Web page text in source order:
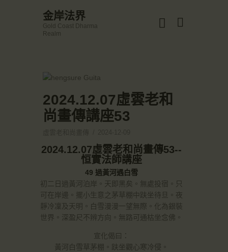
金岸法界
Gold Coast Dharma
Realm
主頁
金岸活動|EVENTS
講經說法
宣化上人
聯繫我們
登录|LOGIN
2024.12.07虛雲老和
尚畫傳講座53
2024.12.07虛雲老和尚畫傳53--
恒實法師講座
49 過黃河遇白雪
初二日過黃河泊岸。天即黑矣。無處投宿。只
可在岸邊。擺小生意之茅草棚中趺坐待旦。夜
靜冷凜及天明。白雪漫漫一望無際。化為銀裝
世界。深盈尺不辨方向。無路可通枯坐念佛。
宣化偈曰：
黃河白雪草茅棚。趺坐觀心寒冷侵。
☀️法宴：華嚴經入法界品第三十九 ☀️
🙏講者：上恆下實法師 (Rev. Heng Sure)
09:30 - 11:00pm Every Sat
https://drba-org.zoom.us/j/84914586289
👉Meeting ID 会议号：84914586289
🔔提醒: